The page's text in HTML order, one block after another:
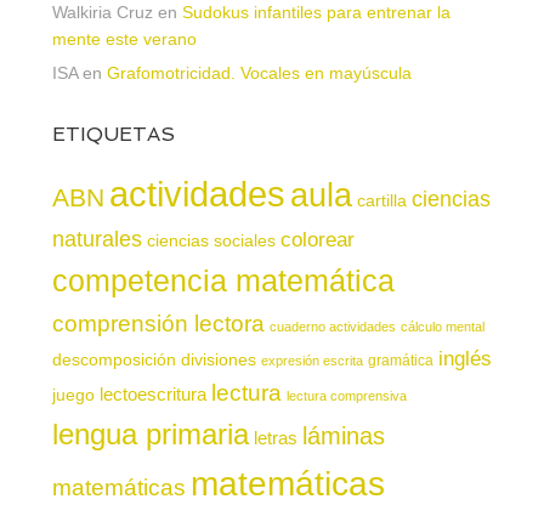
Walkiria Cruz en Sudokus infantiles para entrenar la
mente este verano
ISAen Grafomotricidad. Vocales en mayúscula
ETIQUETAS
ABN actividadesaula cartilla ciencias
naturales ciencias sociales colorear
competencia matemática
comprensión lectora cuaderno actividades cálculo mental
descomposición divisiones expresión escrita gramática inglés
juego lectoescritura lectura lectura comprensiva
lengua primaria letras láminas
matemáticas matemáticas